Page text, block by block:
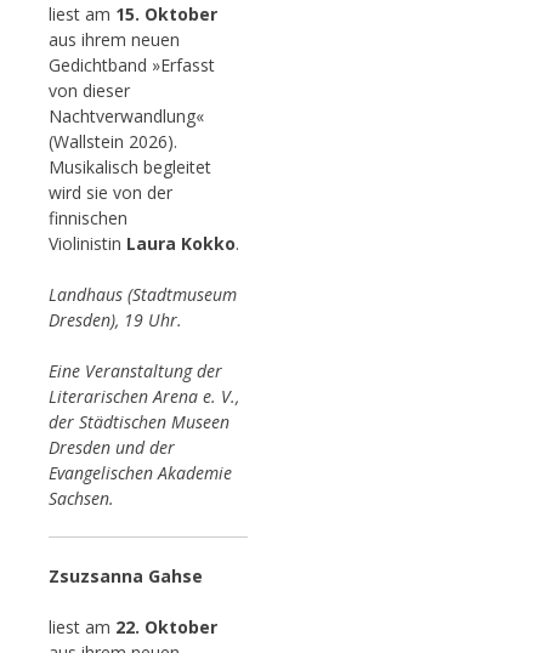
liest am 15. Oktober
aus ihrem neuen
Gedichtband »Erfasst
von dieser
Nachtverwandlung«
(Wallstein 2026).
Musikalisch begleitet
wird sie von der
finnischen
Violinistin Laura Kokko.
Landhaus (Stadtmuseum
Dresden), 19 Uhr.
Eine Veranstaltung der
Literarischen Arena e. V.,
der Städtischen Museen
Dresden und der
Evangelischen Akademie
Sachsen.
Zsuzsanna Gahse
liest am 22. Oktober